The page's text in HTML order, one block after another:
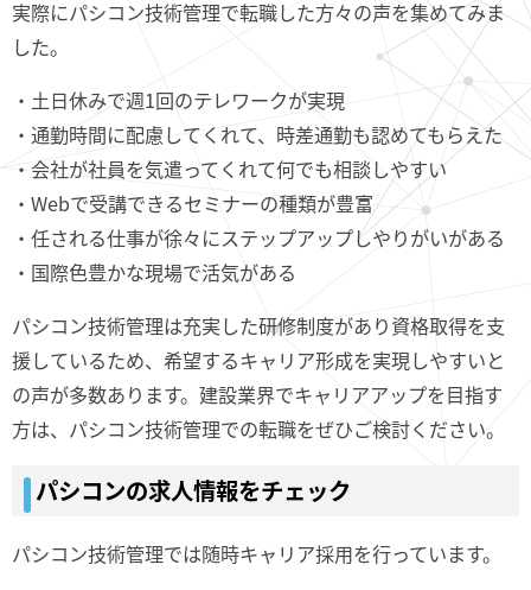
実際にパシコン技術管理で転職した方々の声を集めてみま
した。
・土日休みで週1回のテレワークが実現
・通勤時間に配慮してくれて、時差通勤も認めてもらえた
・会社が社員を気遣ってくれて何でも相談しやすい
・Webで受講できるセミナーの種類が豊富
・任される仕事が徐々にステップアップしやりがいがある
・国際色豊かな現場で活気がある
パシコン技術管理は充実した研修制度があり資格取得を支
援しているため、希望するキャリア形成を実現しやすいと
の声が多数あります。建設業界でキャリアアップを目指す
方は、パシコン技術管理での転職をぜひご検討ください。
パシコンの求人情報をチェック
パシコン技術管理では随時キャリア採用を行っています。